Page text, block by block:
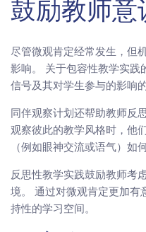
鼓励教师意
尽管微观肯定经常发生，但
影响。 关于包容性教学实践
信号及其对学生参与的影响的
同伴观察计划还帮助教师反
观察彼此的教学风格时，他
（例如眼神交流或语气）如
反思性教学实践鼓励教师考
境。 通过对微观肯定更加有
持性的学习空间。